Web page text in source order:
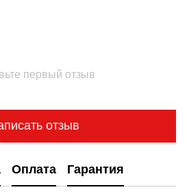
первый отзыв
отзыв
Оплата Гарантия